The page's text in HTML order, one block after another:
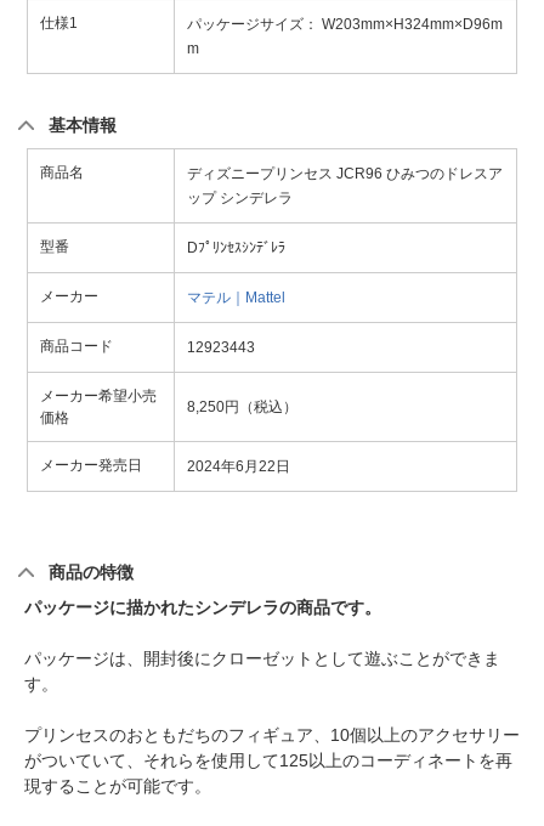
仕様1
パッケージサイズ： W203mm×H324mm×D96m
m
基本情報
商品名
ディズニープリンセス JCR96 ひみつのドレスア
ップ シンデレラ
型番 Dﾌﾟﾘﾝｾｽｼﾝﾃﾞﾚﾗ
メーカー マテル｜Mattel
商品コード 12923443
メーカー希望小売
価格
8,250円（税込）
メーカー発売日 2024年6月22日
商品の特徴
パッケージに描かれたシンデレラの商品です。
パッケージは、開封後にクローゼットとして遊ぶことができま
す。
プリンセスのおともだちのフィギュア、10個以上のアクセサリー
がついていて、それらを使用して125以上のコーディネートを再
現することが可能です。